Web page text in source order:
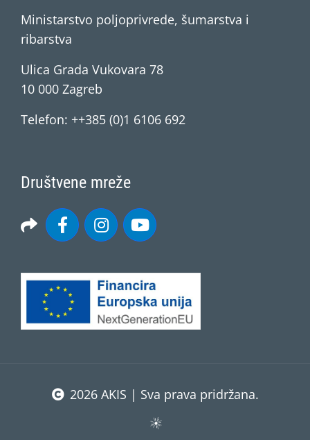
Ministarstvo poljoprivrede, šumarstva i
ribarstva
Ulica Grada Vukovara 78
10 000 Zagreb
Telefon: ++385 (0)1 6106 692
Društvene mreže
2026 AKIS | Sva prava pridržana.